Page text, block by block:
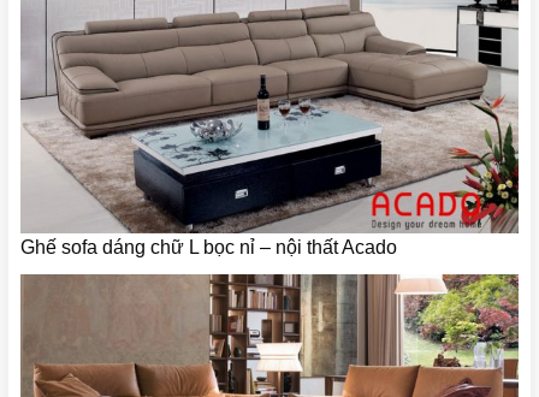
Ghế sofa dáng chữ L bọc nỉ – nội thất Acado